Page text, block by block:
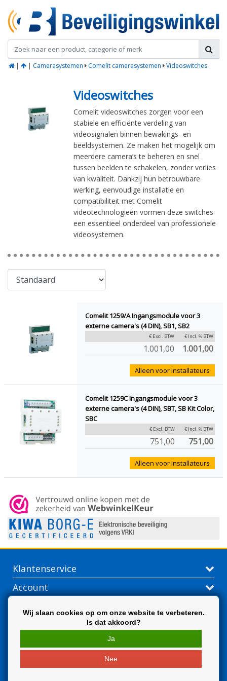
| | Camerasystemen Comelit camerasystemen Videoswitches
Videoswitches
Comelit videoswitches zorgen voor een
stabiele en efficiënte verdeling van
videosignalen binnen bewakings- en
beeldsystemen. Ze maken het mogelijk om
meerdere camera’s te beheren en snel
tussen beelden te schakelen, zonder verlies
van kwaliteit. Dankzij hun betrouwbare
werking, eenvoudige installatie en
compatibiliteit met Comelit
videotechnologieën vormen deze switches
een essentieel onderdeel van professionele
videosystemen.
Comelit 1259/A Ingangsmodule voor 3
externe camera's (4 DIN), SB1, SB2
€ Excl. BTW € Incl. % BTW
1.001,00 1.001,00
Alleen voor installateurs
Comelit 1259C Ingangsmodule voor 3
externe camera's (4 DIN), SBT, SB Kit Color,
SBC
€ Excl. BTW € Incl. % BTW
751,00 751,00
Alleen voor installateurs
Klantenservice
Account
Wij slaan cookies op om onze website te verbeteren.
Is dat akkoord?
Ja
Nee